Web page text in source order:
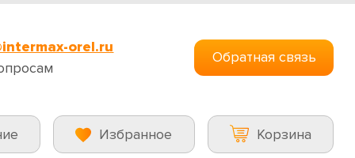
orel.ru
Обратная связь
Избранное Корзина